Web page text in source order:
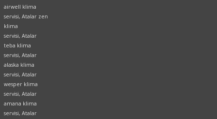
airwell klima
servisi, Atalar zen
klima
servisi, Atalar
teba klima
servisi, Atalar
alaska klima
servisi, Atalar
wesper klima
servisi, Atalar
amana klima
servisi, Atalar